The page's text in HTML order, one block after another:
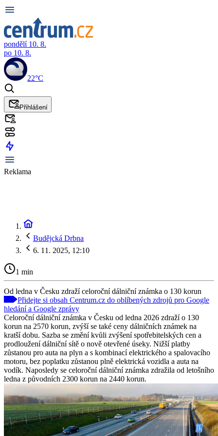
pondělí 10. 8.
po 10. 8.
22°C
Přihlášení
Reklama
Budějcká Drbna
6. 11. 2025, 12:10
1 min
Od ledna v Česku zdraží celoroční dálniční známka o 130 korun
Přidejte si obsah Centrum.cz do oblíbených zdrojů pro Google
hledání a Google zprávy
Celoroční dálniční známka v Česku od ledna 2026 zdraží o 130
korun na 2570 korun, zvýší se také ceny dálničních známek na
kratší dobu. Sazba se změní kvůli zvýšení spotřebitelských cen a
prodloužení dálniční sítě o nově otevřené úseky. Nižší platby
zůstanou pro auta na plyn a s kombinací elektrického a spalovacího
motoru, bez poplatku zůstanou plně elektrická vozidla a auta na
vodík. Naposledy se celoroční dálniční známka zdražila od letošního
ledna z původních 2300 korun na 2440 korun.